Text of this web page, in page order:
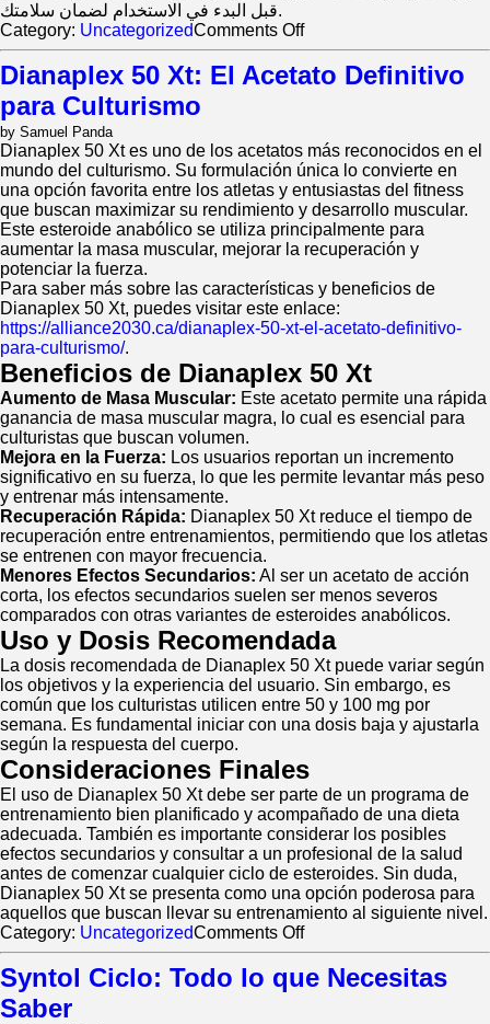
قبل البدء في الاستخدام لضمان سلامتك.
Category: UncategorizedComments Offon
كيفية
تناول
Dianaplex 50 Xt: El Acetato Definitivo
para Culturismo
by Samuel Panda
Dianaplex 50 Xt es uno de los acetatos más reconocidos en el
mundo del culturismo. Su formulación única lo convierte en
una opción favorita entre los atletas y entusiastas del fitness
que buscan maximizar su rendimiento y desarrollo muscular.
Este esteroide anabólico se utiliza principalmente para
aumentar la masa muscular, mejorar la recuperación y
potenciar la fuerza.
Para saber más sobre las características y beneficios de
Dianaplex 50 Xt, puedes visitar este enlace:
https://alliance2030.ca/dianaplex-50-xt-el-acetato-definitivo-
para-culturismo/.
Beneficios de Dianaplex 50 Xt
Aumento de Masa Muscular: Este acetato permite una rápida
ganancia de masa muscular magra, lo cual es esencial para
culturistas que buscan volumen.
Mejora en la Fuerza: Los usuarios reportan un incremento
significativo en su fuerza, lo que les permite levantar más peso
y entrenar más intensamente.
Recuperación Rápida: Dianaplex 50 Xt reduce el tiempo de
recuperación entre entrenamientos, permitiendo que los atletas
se entrenen con mayor frecuencia.
Menores Efectos Secundarios: Al ser un acetato de acción
corta, los efectos secundarios suelen ser menos severos
comparados con otras variantes de esteroides anabólicos.
Uso y Dosis Recomendada
La dosis recomendada de Dianaplex 50 Xt puede variar según
los objetivos y la experiencia del usuario. Sin embargo, es
común que los culturistas utilicen entre 50 y 100 mg por
semana. Es fundamental iniciar con una dosis baja y ajustarla
según la respuesta del cuerpo.
Consideraciones Finales
El uso de Dianaplex 50 Xt debe ser parte de un programa de
entrenamiento bien planificado y acompañado de una dieta
adecuada. También es importante considerar los posibles
efectos secundarios y consultar a un profesional de la salud
antes de comenzar cualquier ciclo de esteroides. Sin duda,
Dianaplex 50 Xt se presenta como una opción poderosa para
aquellos que buscan llevar su entrenamiento al siguiente nivel.
Category: UncategorizedComments Offon
Dianaplex
50
Xt:
Syntol Ciclo: Todo lo que Necesitas
Saber